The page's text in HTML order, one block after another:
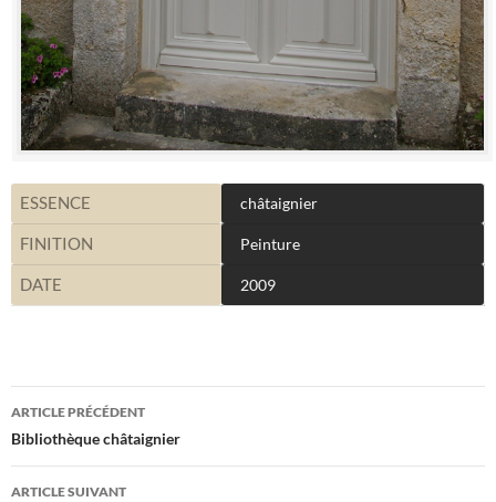
ESSENCE châtaignier
FINITION Peinture
DATE 2009
Navigation
des
articles
ARTICLE PRÉCÉDENT
Bibliothèque châtaignier
ARTICLE SUIVANT